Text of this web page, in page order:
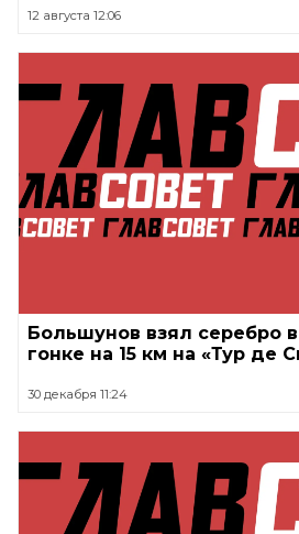
12 августа 12:06
Большунов взял серебро
гонке на 15 км на «Тур де
30 декабря 11:24